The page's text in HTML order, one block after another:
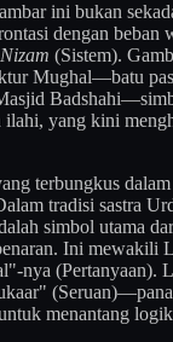
ini bukan
dengan beban
Nizam (Sistem).
Mughal—batu
ilahi, yang kini
terbungkus
tradisi sastra
simbol utama
Ini mewakili
nya (Pertanyaan).
menantang